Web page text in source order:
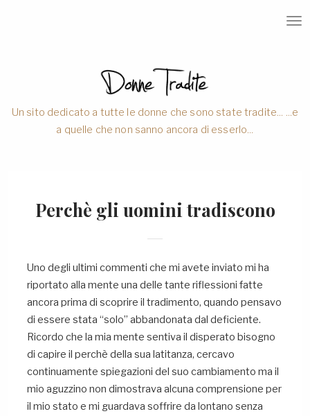
T
V
Un sito dedicato a tutte le donne che sono state tradite... ...e
a quelle che non sanno ancora di esserlo...
Perchè gli uomini tradiscono
Uno degli ultimi commenti che mi avete inviato mi ha
riportato alla mente una delle tante riflessioni fatte
ancora prima di scoprire il tradimento, quando pensavo
di essere stata “solo” abbandonata dal deficiente.
Ricordo che la mia mente sentiva il disperato bisogno
di capire il perchè della sua latitanza, cercavo
continuamente spiegazioni del suo cambiamento ma il
mio aguzzino non dimostrava alcuna comprensione per
il mio stato e mi guardava soffrire da lontano senza